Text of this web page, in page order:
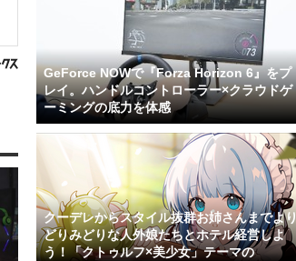
GeForce NOWで『Forza Horizon 6』をプ
レイ。ハンドルコントローラー×クラウドゲ
ーミングの底力を体感
クーデレからスタイル抜群お姉さんまでより
どりみどりな人外娘たちとホテル経営しよ
う！「クトゥルフ×美少女」テーマの